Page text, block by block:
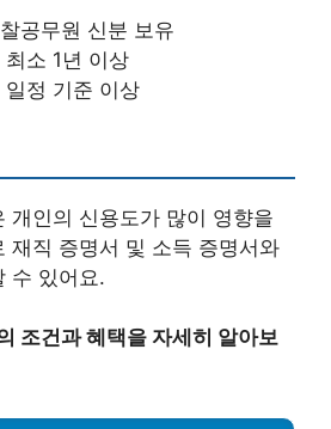
공무원 신분 보유
소 1년 이상
일정 기준 이상
개인의 신용도가 많이 영향을
재직 증명서 및 소득 증명서와
수 있어요.
조건과 혜택을 자세히 알아보